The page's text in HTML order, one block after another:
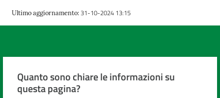
e
percorsi
Come
Ultimo aggiornamento: 31-10-2024 13:15
Quanto sono chiare le informazioni su
questa pagina?